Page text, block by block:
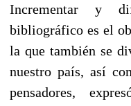
Incrementar y
bibliográfico es el
la que también se
nuestro país, así
pensadores,